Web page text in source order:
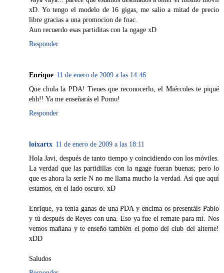
xD. Yo tengo el modelo de 16 gigas, me salio a mitad de precio
libre gracias a una promocion de fnac.
Aun recuerdo esas partiditas con la ngage xD
Responder
Enrique 11 de enero de 2009 a las 14:46
Que chula la PDA! Tienes que reconocerlo, el Miércoles te piqué
ehh!! Ya me enseñarás el Pomo!
Responder
loixartx 11 de enero de 2009 a las 18:11
Hola Javi, después de tanto tiempo y coincidiendo con los móviles.
La verdad que las partidillas con la ngage fueran buenas; pero lo
que es ahora la serie N no me llama mucho la verdad. Así que aquí
estamos, en el lado oscuro. xD
Enrique, ya tenía ganas de una PDA y encima os presentáis Pablo
y tú después de Reyes con una. Eso ya fue el remate para mí. Nos
vemos mañana y te enseño también el pomo del club del alterne!
xDD
Saludos